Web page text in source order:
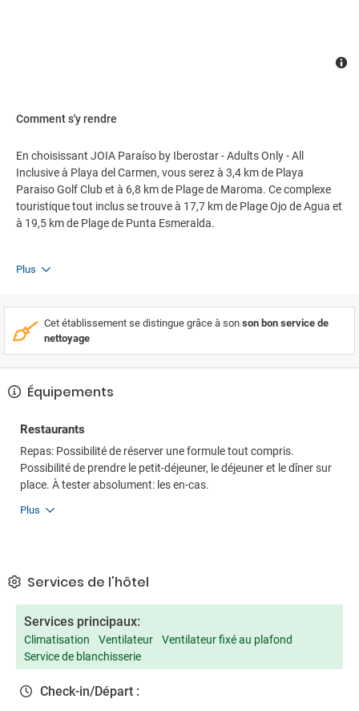
Comment s'y rendre
En choisissant JOIA Paraíso by Iberostar - Adults Only - All
Inclusive à Playa del Carmen, vous serez à 3,4 km de Playa
Paraiso Golf Club et à 6,8 km de Plage de Maroma. Ce complexe
touristique tout inclus se trouve à 17,7 km de Plage Ojo de Agua et
à 19,5 km de Plage de Punta Esmeralda.
Plus
Cet établissement se distingue grâce à son son bon service de
nettoyage
Équipements
Restaurants
Repas: Possibilité de réserver une formule tout compris.
Possibilité de prendre le petit-déjeuner, le déjeuner et le dîner sur
place. À tester absolument: les en-cas.
Plus
Services de l'hôtel
Services principaux:
Climatisation Ventilateur
Ventilateur fixé au plafond
Service de blanchisserie
Check-in/Départ :